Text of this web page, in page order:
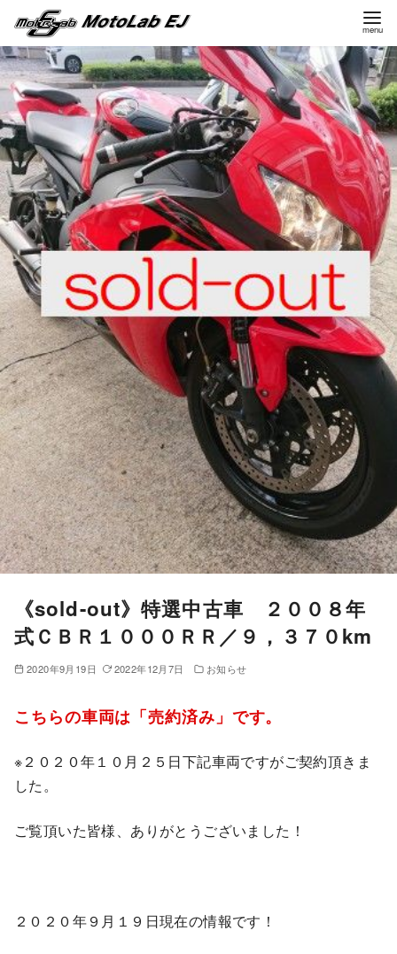
コ
ン
テ
ン
ツ
へ
移
動
《sold-out》特選中古車 ２００８年
式ＣＢＲ１０００ＲＲ／９，３７０km
2020年9月19日 2022年12月7日 お知らせ
こちらの車両は「売約済み」です。
※２０２０年１０月２５日下記車両ですがご契約頂きま
した。
ご覧頂いた皆様、ありがとうございました！
２０２０年９月１９日現在の情報です！